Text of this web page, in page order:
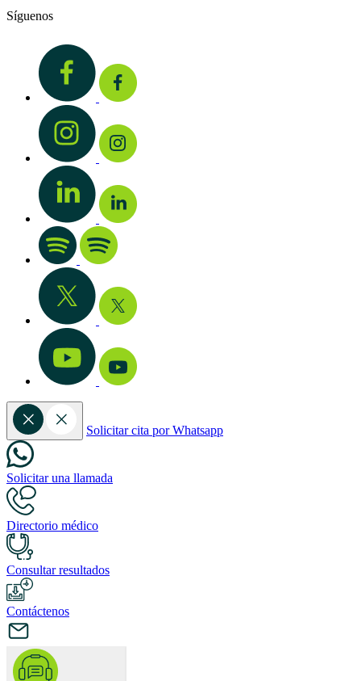
Síguenos
Solicitar cita por Whatsapp
Solicitar una llamada
Directorio médico
Consultar resultados
Contáctenos